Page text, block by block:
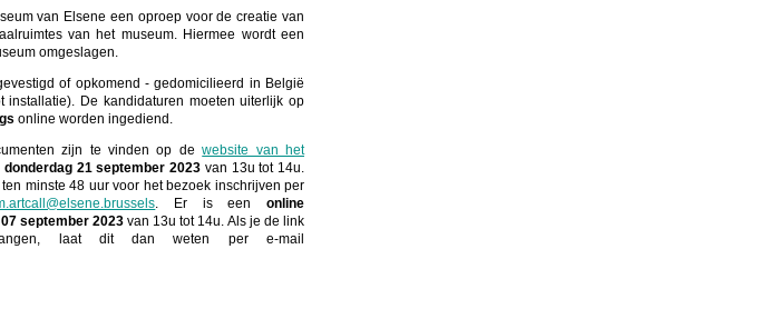
van Elsene een oproep voor de creatie van
van het museum. Hiermee wordt een
omgeslagen.
of opkomend - gedomicilieerd in België
installatie). De kandidaturen moeten uiterlijk op
online worden ingediend.
zijn te vinden op dewebsite van het
donderdag 21 september 2023 van 13u tot 14u.
minste 48 uur voor het bezoek inschrijven per
. Er is eenonline
september 2023van 13u tot 14u. Als je de link
laat dit dan weten per e-mail